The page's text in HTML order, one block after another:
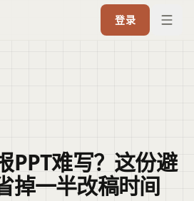
登录
PPT难写？这份避
掉一半改稿时间